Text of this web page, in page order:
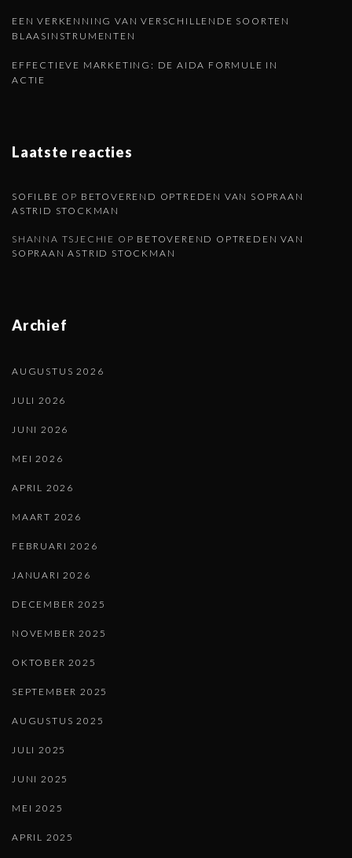
EEN VERKENNING VAN VERSCHILLENDE SOORTEN
BLAASINSTRUMENTEN
EFFECTIEVE MARKETING: DE AIDA FORMULE IN
ACTIE
Laatste reacties
SOFILBE OP BETOVEREND OPTREDEN VAN SOPRAAN
ASTRID STOCKMAN
SHANNA TSJECHIE OP BETOVEREND OPTREDEN VAN
SOPRAAN ASTRID STOCKMAN
Archief
AUGUSTUS 2026
JULI 2026
JUNI 2026
MEI 2026
APRIL 2026
MAART 2026
FEBRUARI 2026
JANUARI 2026
DECEMBER 2025
NOVEMBER 2025
OKTOBER 2025
SEPTEMBER 2025
AUGUSTUS 2025
JULI 2025
JUNI 2025
MEI 2025
APRIL 2025